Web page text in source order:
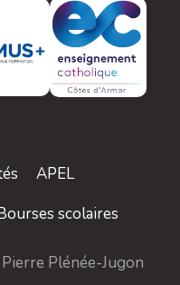
APEL
scolaires
Plénée-Jugon